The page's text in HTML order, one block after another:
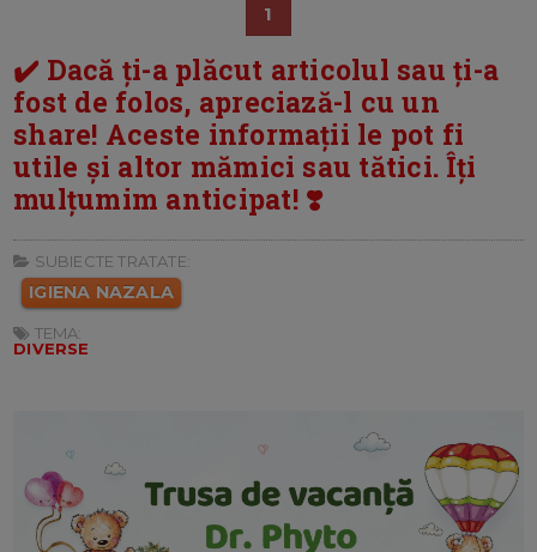
1
✔️ Dacă ți-a plăcut articolul sau ți-a
fost de folos, apreciază-l cu un
share! Aceste informații le pot fi
utile și altor mămici sau tătici. Îți
mulțumim anticipat! ❣️
SUBIECTE TRATATE:
IGIENA NAZALA
TEMA:
DIVERSE